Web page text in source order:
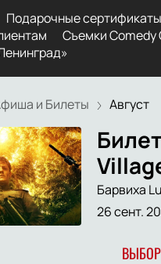
Подарочные сертификаты
Съемки Comedy
и Билеты Август
Барвиха
26 сент.